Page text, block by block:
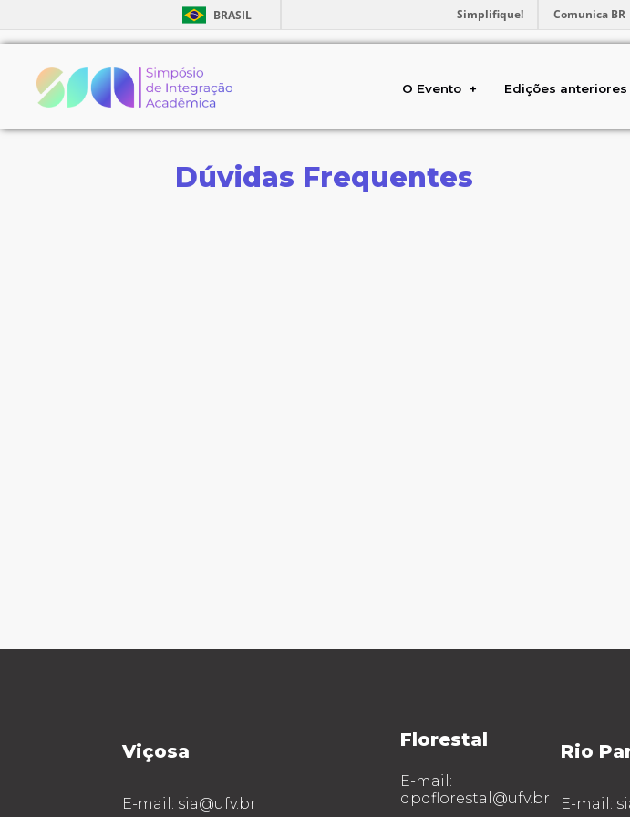
BRASIL Simplifique! Comunica BR
O Evento Edições anteriores
Dúvidas Frequentes
Viçosa
E-mail: sia@ufv.br
Florestal
E-mail:
dpqflorestal@ufv.br
Rio
E-mail: